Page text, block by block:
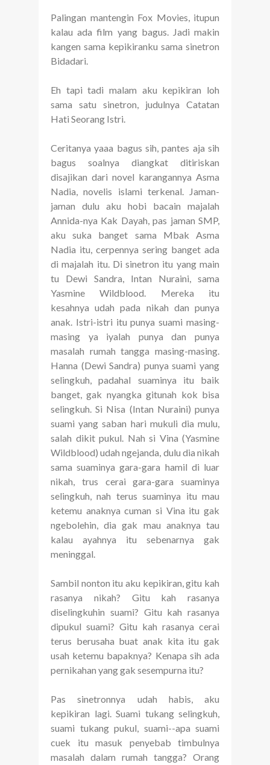
Palingan mantengin Fox Movies, itupun
kalau ada film yang bagus. Jadi makin
kangen sama kepikiranku sama sinetron
Bidadari.
Eh tapi tadi malam aku kepikiran loh
sama satu sinetron, judulnya Catatan
Hati Seorang Istri.
Ceritanya yaaa bagus sih, pantes aja sih
bagus soalnya diangkat ditiriskan
disajikan dari novel karangannya Asma
Nadia, novelis islami terkenal. Jaman-
jaman dulu aku hobi bacain majalah
Annida-nya Kak Dayah, pas jaman SMP,
aku suka banget sama Mbak Asma
Nadia itu, cerpennya sering banget ada
di majalah itu. Di sinetron itu yang main
tu Dewi Sandra, Intan Nuraini, sama
Yasmine Wildblood. Mereka itu
kesahnya udah pada nikah dan punya
anak. Istri-istri itu punya suami masing-
masing ya iyalah punya dan punya
masalah rumah tangga masing-masing.
Hanna (Dewi Sandra) punya suami yang
selingkuh, padahal suaminya itu baik
banget, gak nyangka gitunah kok bisa
selingkuh. Si Nisa (Intan Nuraini) punya
suami yang saban hari mukuli dia mulu,
salah dikit pukul. Nah si Vina (Yasmine
Wildblood) udah ngejanda, dulu dia nikah
sama suaminya gara-gara hamil di luar
nikah, trus cerai gara-gara suaminya
selingkuh, nah terus suaminya itu mau
ketemu anaknya cuman si Vina itu gak
ngebolehin, dia gak mau anaknya tau
kalau ayahnya itu sebenarnya gak
meninggal.
Sambil nonton itu aku kepikiran, gitu kah
rasanya nikah? Gitu kah rasanya
diselingkuhin suami? Gitu kah rasanya
dipukul suami? Gitu kah rasanya cerai
terus berusaha buat anak kita itu gak
usah ketemu bapaknya? Kenapa sih ada
pernikahan yang gak sesempurna itu?
Pas sinetronnya udah habis, aku
kepikiran lagi. Suami tukang selingkuh,
suami tukang pukul, suami--apa suami
cuek itu masuk penyebab timbulnya
masalah dalam rumah tangga? Orang